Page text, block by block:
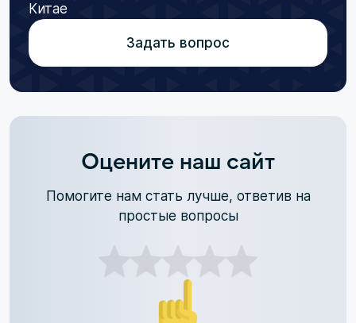
Китае
Задать вопрос
Оцените наш сайт
Помогите нам стать лучше, ответив на
простые вопросы